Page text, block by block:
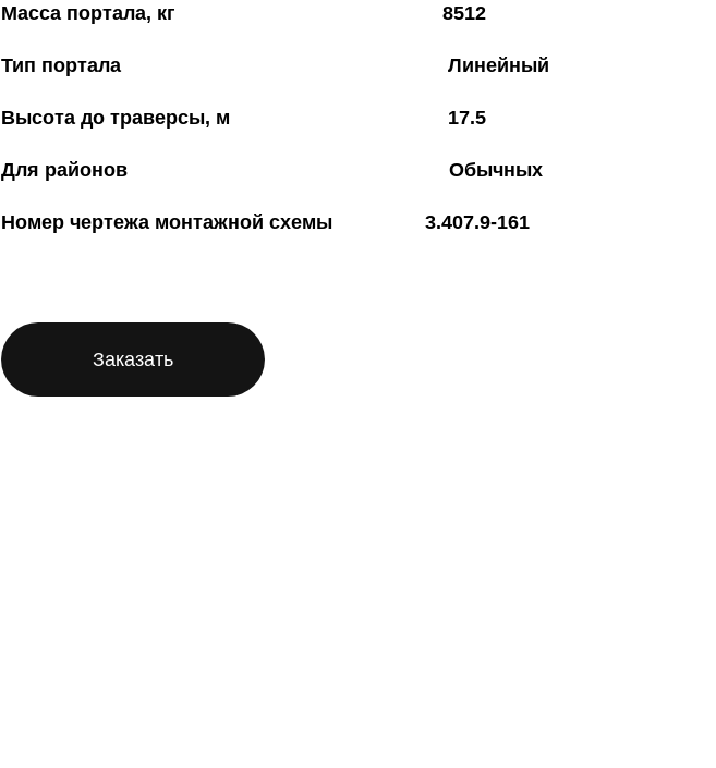
Масса портала, кг 8512
Тип портала Линейный
Высота до траверсы, м 17.5
Для районов Обычных
Номер чертежа монтажной схемы 3.407.9-161
Заказать